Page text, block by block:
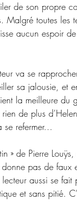
de son propre
Malgré toutes les
aucun espoir
va se
sa jalousie, et
la meilleure du
de plus
se refermer…
» de Pierre
pas de faux
aussi se
et sans pitié.